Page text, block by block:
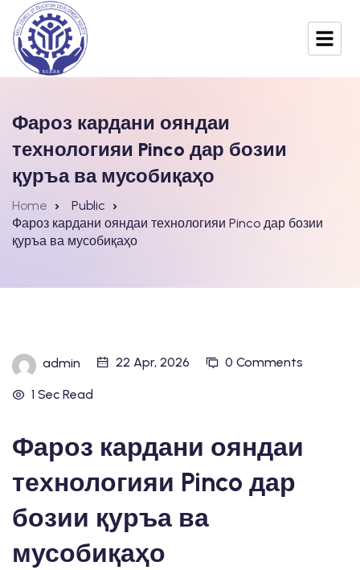
Фароз кардани ояндаи
технологияи Pinco дар бозии
қуръа ва мусобиқаҳо
Home
Public
Фароз кардани ояндаи технологияи Pinco дар бозии
қуръа ва мусобиқаҳо
admin 22 Apr, 2026 0 Comments
1 Sec Read
Фароз кардани ояндаи
технологияи Pinco дар
бозии қуръа ва
мусобиқаҳо